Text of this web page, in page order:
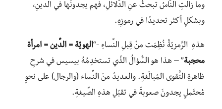
وما زالتِ النَّاسُ تبحثُ عنِ الدَّلائلِ، فهم يجدونَها في الدِّينِ،
وبشكلٍ أكثر تحديدًا في رموزِهِ.
هذهِ الرَّمزيّةُ نُظِمَت منْ قِبلِ النِّساءِ -“الهويّة = الدِّين = امرأة
محجبة” – هذا هو السُّؤالُ الذّي تستخدِمُهُ بيسيس في شرحِ
ظاهرةِ التَّقوى المُبالَغةِ. والعديدُ منَ النِّساء (والرجال) على نحوٍ
مُحتَملٍ يجدونَ صعوبةً في تقبّلِ هذهِ الصِّيغةِ.